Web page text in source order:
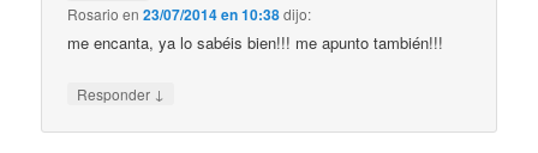
Rosario en23/07/2014 en 10:38dijo:
me encanta, ya lo sabéis bien!!! me apunto también!!!
Responder ↓